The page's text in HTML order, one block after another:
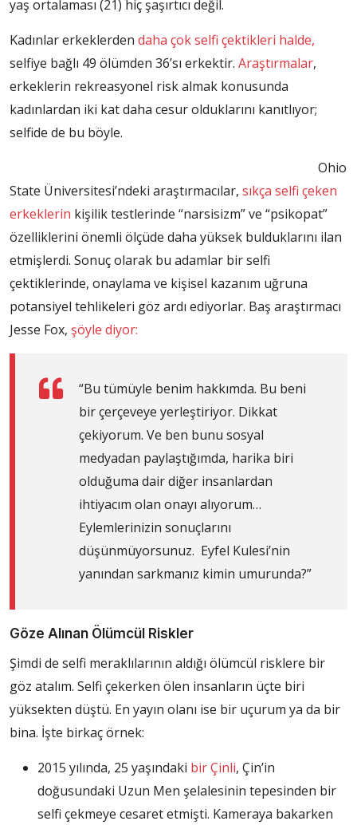
yaş ortalaması (21) hiç şaşırtıcı değil.
Kadınlar erkeklerden daha çok selfi çektikleri halde,
selfiye bağlı 49 ölümden 36’sı erkektir. Araştırmalar,
erkeklerin rekreasyonel risk almak konusunda
kadınlardan iki kat daha cesur olduklarını kanıtlıyor;
selfide de bu böyle.
Ohio
State Üniversitesi’ndeki araştırmacılar, sıkça selfi çeken
erkeklerin kişilik testlerinde “narsisizm” ve “psikopat”
özelliklerini önemli ölçüde daha yüksek bulduklarını ilan
etmişlerdi. Sonuç olarak bu adamlar bir selfi
çektiklerinde, onaylama ve kişisel kazanım uğruna
potansiyel tehlikeleri göz ardı ediyorlar. Baş araştırmacı
Jesse Fox, şöyle diyor:
“Bu tümüyle benim hakkımda. Bu beni
bir çerçeveye yerleştiriyor. Dikkat
çekiyorum. Ve ben bunu sosyal
medyadan paylaştığımda, harika biri
olduğuma dair diğer insanlardan
ihtiyacım olan onayı alıyorum…
Eylemlerinizin sonuçlarını
düşünmüyorsunuz. Eyfel Kulesi’nin
yanından sarkmanız kimin umurunda?”
Göze Alınan Ölümcül Riskler
Şimdi de selfi meraklılarının aldığı ölümcül risklere bir
göz atalım. Selfi çekerken ölen insanların üçte biri
yüksekten düştü. En yayın olanı ise bir uçurum ya da bir
bina. İşte birkaç örnek:
2015 yılında, 25 yaşındaki bir Çinli, Çin’in
doğusundaki Uzun Men şelalesinin tepesinden bir
selfi çekmeye cesaret etmişti. Kameraya bakarken